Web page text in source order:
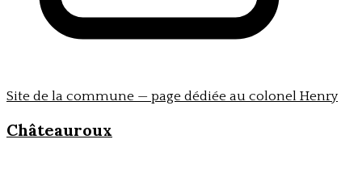
Site de la commune — page dédiée au colonel Henry
Châteauroux